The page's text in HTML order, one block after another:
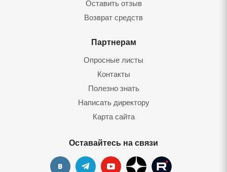
Оставить отзыв
Возврат средств
Партнерам
Опросные листы
Контакты
Полезно знать
Написать директору
Карта сайта
Оставайтесь на связи